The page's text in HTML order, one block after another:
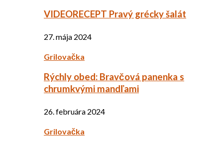
VIDEORECEPT Pravý grécky šalát
27. mája 2024
Grilovačka
Rýchly obed: Bravčová panenka s
chrumkvými mandľami
26. februára 2024
Grilovačka